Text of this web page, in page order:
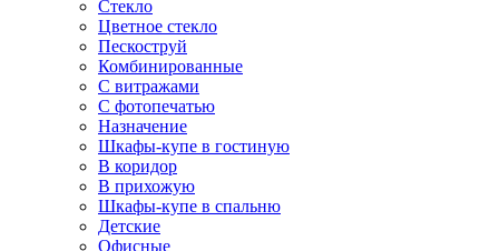
Стекло
Цветное стекло
Пескоструй
Комбинированные
С витражами
С фотопечатью
Назначение
Шкафы-купе в гостиную
В коридор
В прихожую
Шкафы-купе в спальню
Детские
Офисные